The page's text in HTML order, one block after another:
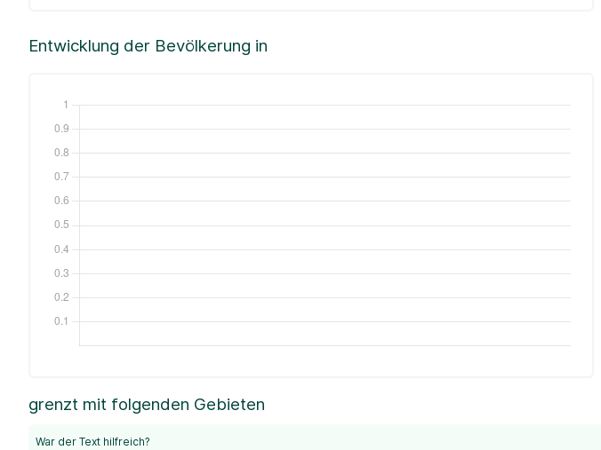
Entwicklung der Bevölkerung in
grenzt mit folgenden Gebieten
War der Text hilfreich?